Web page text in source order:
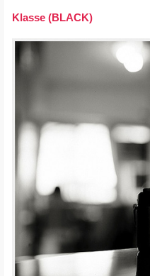
Klasse (BLACK)